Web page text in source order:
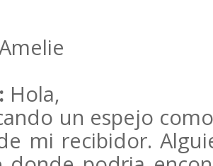
Hola,
un espejo
mi recibidor.